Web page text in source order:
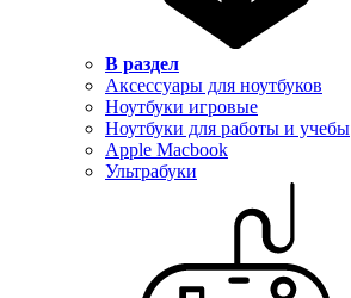
В раздел
Аксессуары для ноутбуков
Ноутбуки игровые
Ноутбуки для работы и учебы
Apple Macbook
Ультрабуки